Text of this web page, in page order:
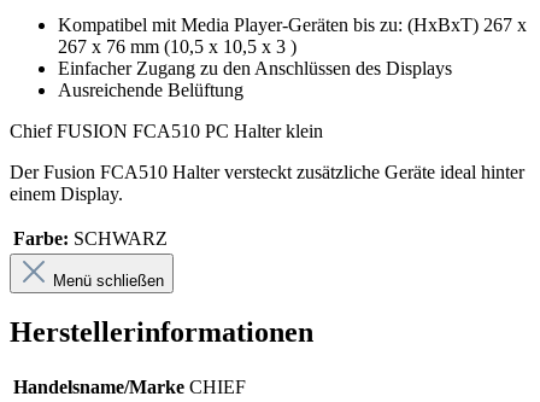
Kompatibel mit Media Player-Geräten bis zu: (HxBxT) 267 x
267 x 76 mm (10,5 x 10,5 x 3 )
Einfacher Zugang zu den Anschlüssen des Displays
Ausreichende Belüftung
Chief FUSION FCA510 PC Halter klein
Der Fusion FCA510 Halter versteckt zusätzliche Geräte ideal hinter
einem Display.
Farbe: SCHWARZ
Menü schließen
Herstellerinformationen
Handelsname/Marke CHIEF